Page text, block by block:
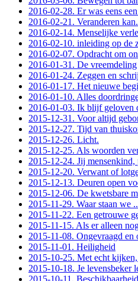
2016-02-28. Er was eens
2016-02-21. Veranderen
2016-02-14. Menselijke
2016-02-10. inleiding op de
2016-02-07. Opdracht om
2016-01-31. De vreemdeling
2016-01-24. Zeggen en
2016-01-17. Het nieuwe
2016-01-10. Alles
2016-01-03. Ik blijf geloven
2015-12-31. Voor altijd
2015-12-27. Tijd van
2015-12-26. Licht.
2015-12-25. Als woorden
2015-12-24. Jij
2015-12-20. Verwant of
2015-12-13. Deuren open
2015-12-06. De kwetsbare
2015-11-29. Waar staan we
2015-11-22. Een getrouwe
2015-11-15. Als er alleen
2015-11-08. Ongevraagd en
2015-11-01. Heiligheid
2015-10-25. Met echt
2015-10-18. Je levensbeker